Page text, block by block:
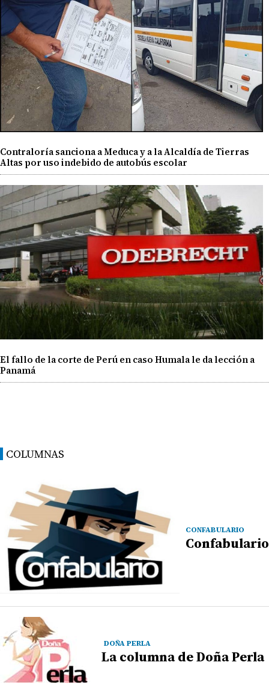
Contraloría sanciona a Meduca y a la Alcaldía de Tierras
Altas por uso indebido de autobús escolar
El fallo de la corte de Perú en caso Humala le da lección a
Panamá
COLUMNAS
CONFABULARIO
Confabulario
DOÑA PERLA
La columna de Doña Perla